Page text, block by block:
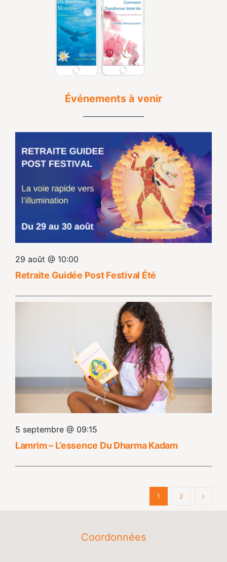
Événements à venir
29 août @ 10:00
Retraite Guidée Post Festival Été
5 septembre @ 09:15
Lamrim – L’essence Du Dharma Kadam
1 2
Coordonnées